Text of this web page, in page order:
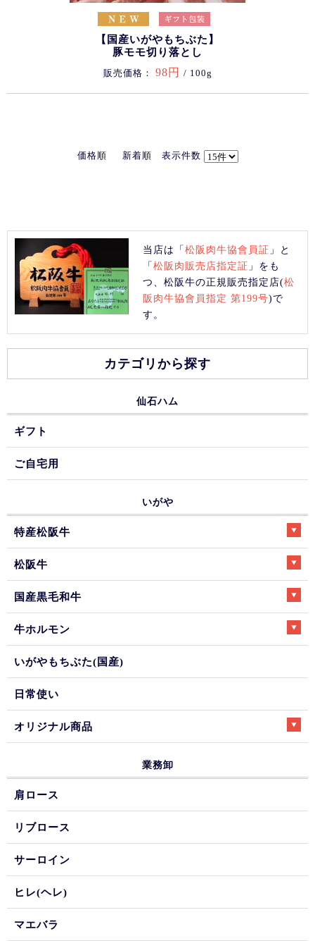
【国産いがやもちぶた】
豚モモ切り落とし
販売価格： 98円 / 100g
価格順 新着順 表示件数
当店は「松阪肉牛協會員証 」と
「松阪肉販売店指定証 」をも
つ、松阪牛の正規販売指定店(松
阪肉牛協會員指定 第199号)で
す。
カテゴリから探す
仙石ハム
ギフト
ご自宅用
いがや
特産松阪牛
松阪牛
国産黒毛和牛
牛ホルモン
いがやもちぶた(国産)
日常使い
オリジナル商品
業務卸
肩ロース
リブロース
サーロイン
ヒレ(ヘレ)
マエバラ